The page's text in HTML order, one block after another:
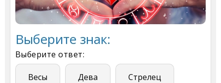
Выберите знак:
Выберите ответ:
Весы Дева Стрелец